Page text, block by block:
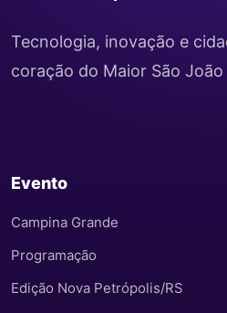
Tecnologia, inovação e
coração do Maior São
Evento
Campina Grande
Programação
Edição Nova Petrópolis/RS